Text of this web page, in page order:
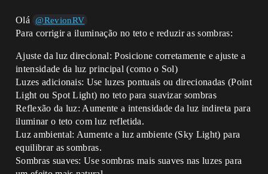
Olá @RevionRV
Para corrigir a iluminação no teto e reduzir as sombras:
Ajuste da luz direcional: Posicione corretamente e ajuste a
intensidade da luz principal (como o Sol)
Luzes adicionais: Use luzes pontuais ou direcionadas (Point
Light ou Spot Light) no teto para suavizar sombras
Reflexão da luz: Aumente a intensidade da luz indireta para
iluminar o teto com luz refletida.
Luz ambiental: Aumente a luz ambiente (Sky Light) para
equilibrar as sombras.
Sombras suaves: Use sombras mais suaves nas luzes para